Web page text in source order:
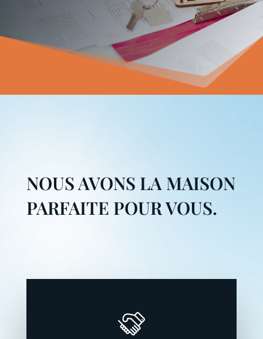
NOUS AVONS LA MAISON
PARFAITE POUR VOUS.